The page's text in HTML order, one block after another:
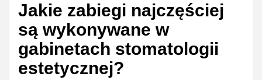
Jakie zabiegi najczęściej
są wykonywane w
gabinetach stomatologii
estetycznej?